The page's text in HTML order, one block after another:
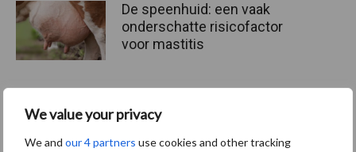
We value your privacy
We and our 4 partners use cookies and other tracking
De speenhuid: een vaak
onderschatte risicofactor
voor mastitis
ForFarmers ziet volume en
krimpende Nederlandse